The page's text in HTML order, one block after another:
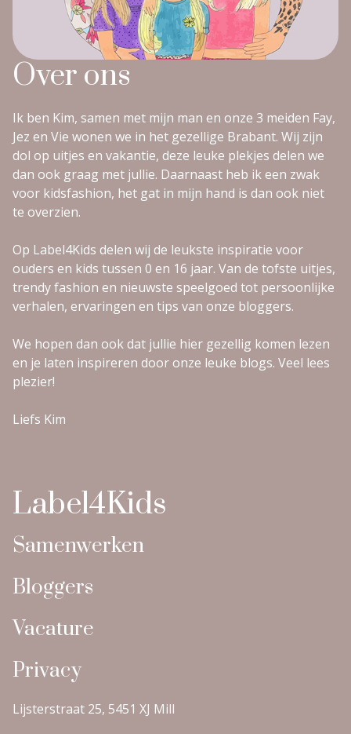
Over ons
Ik ben Kim, samen met mijn man en onze 3 meiden Fay,
Jez en Vie wonen we in het gezellige Brabant. Wij zijn
dol op uitjes en vakantie, deze leuke plekjes delen we
dan ook graag met jullie. Daarnaast heb ik een zwak
voor kidsfashion, het gat in mijn hand is dan ook niet
te overzien.
Op Label4Kids delen wij de leukste inspiratie voor
ouders en kids tussen 0 en 16 jaar. Van de tofste uitjes,
trendy fashion en nieuwste speelgoed tot persoonlijke
verhalen, ervaringen en tips van onze bloggers.
We hopen dan ook dat jullie hier gezellig komen lezen
en je laten inspireren door onze leuke blogs. Veel lees
plezier!
Liefs Kim
Label4Kids
Samenwerken
Bloggers
Vacature
Privacy
Lijsterstraat 25, 5451 XJ Mill